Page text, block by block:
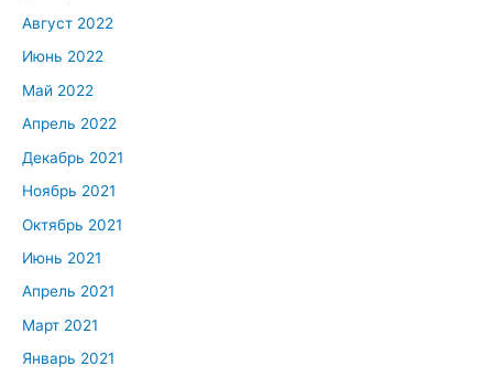
Август 2022
Июнь 2022
Май 2022
Апрель 2022
Декабрь 2021
Ноябрь 2021
Октябрь 2021
Июнь 2021
Апрель 2021
Март 2021
Январь 2021